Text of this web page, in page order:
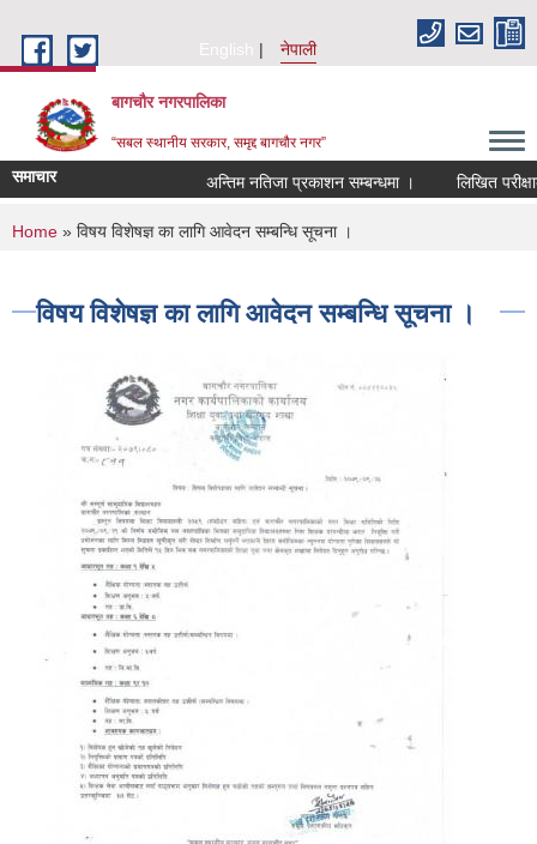
English
नेपाली
बागचौर नगरपालिका
“सबल स्थानीय सरकार, समृद्द बागचौर नगर”
समाचार अन्तिम नतिजा प्रकाशन सम्बन्धमा । लिखित
You are here
Home » विषय विशेषज्ञ का लागि आवेदन सम्बन्धि सूचना ।
विषय विशेषज्ञ का लागि आवेदन सम्बन्धि सूचना ।